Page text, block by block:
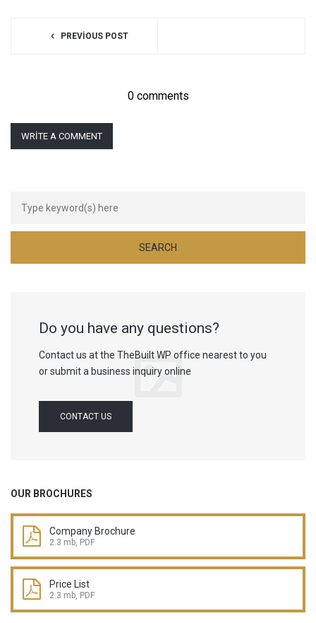
PREVIOUS POST
0 comments
WRITE A COMMENT
Do you have any questions?
Contact us at the TheBuilt WP office nearest to you
or submit a business inquiry online
CONTACT US
OUR BROCHURES
Company Brochure
2.3 mb, PDF
Price List
2.3 mb, PDF